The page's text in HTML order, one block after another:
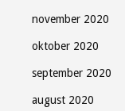
november 2020
oktober 2020
september 2020
august 2020